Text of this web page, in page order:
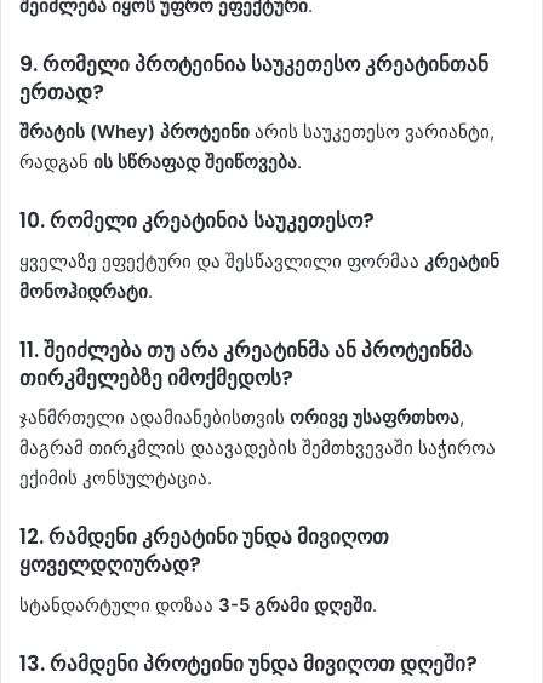
შეიძლება იყოს უფრო ეფექტური.
9.რომელი პროტეინია საუკეთესო კრეატინთან
ერთად?
შრატის (Whey) პროტეინი არის საუკეთესო ვარიანტი,
რადგან ის სწრაფად შეიწოვება.
10.რომელი კრეატინია საუკეთესო?
ყველაზე ეფექტური და შესწავლილი ფორმაა კრეატინ
მონოჰიდრატი.
11.შეიძლება თუ არა კრეატინმა ან პროტეინმა
თირკმელებზე იმოქმედოს?
ჯანმრთელი ადამიანებისთვის ორივე უსაფრთხოა,
მაგრამ თირკმლის დაავადების შემთხვევაში საჭიროა
ექიმის კონსულტაცია.
12.რამდენი კრეატინი უნდა მივიღოთ
ყოველდღიურად?
სტანდარტული დოზაა 3-5 გრამი დღეში.
13.რამდენი პროტეინი უნდა მივიღოთ დღეში?